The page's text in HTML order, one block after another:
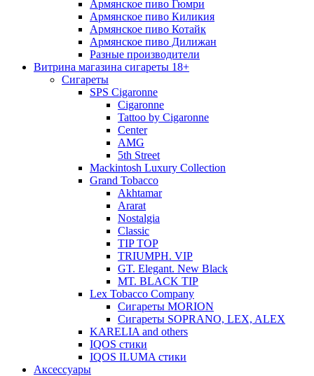
Армянское пиво Гюмри
Армянское пиво Киликия
Армянское пиво Котайк
Армянское пиво Дилижан
Разные производители
Витрина магазина сигареты 18+
Cигареты
SPS Cigaronne
Сigaronne
Tattoo by Cigaronne
Center
AMG
5th Street
Mackintosh Luxury Collection
Grand Tobacco
Akhtamar
Ararat
Nostalgia
Classic
TIP TOP
TRIUMPH. VIP
GT. Elegant. New Black
MT. BLACK TIP
Lex Tobacco Company
Сигареты MORION
Сигареты SOPRANO, LEX, ALEX
KARELIA and others
IQOS стики
IQOS ILUMA стики
Аксессуары